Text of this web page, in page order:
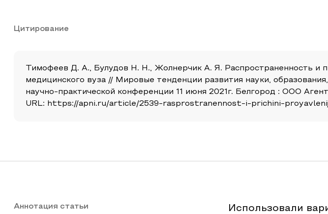
Цитирование
Тимофеев Д. А., Булудов Н. Н., Жолнерчик А. Я. Распространенность и
медицинского вуза // Мировые тенденции развития науки,
научно-практической конференции 11 июня 2021г. Белгород : ООО
URL: https://apni.ru/article/2539-rasprostranennost-i-prichini-
Аннотация статьи
Использовали